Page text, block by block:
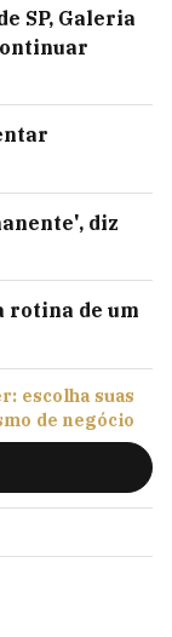
SP, Galeria
diz
rotina de um
escolha suas
de negócio